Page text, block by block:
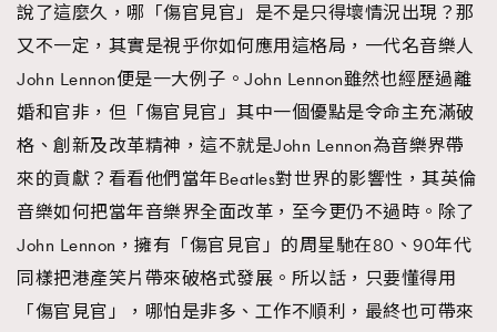
說了這麼久，哪「傷官見官」是不是只得壞情況出現？那
又不一定，其實是視乎你如何應用這格局，一代名音樂人
John Lennon便是一大例子。John Lennon雖然也經歷過離
婚和官非，但「傷官見官」其中一個優點是令命主充滿破
格、創新及改革精神，這不就是John Lennon為音樂界帶
來的貢獻？看看他們當年Beatles對世界的影響性，其英倫
音樂如何把當年音樂界全面改革，至今更仍不過時。除了
John Lennon，擁有「傷官見官」的周星馳在80、90年代
同樣把港產笑片帶來破格式發展。所以話，只要懂得用
「傷官見官」，哪怕是非多、工作不順利，最終也可帶來